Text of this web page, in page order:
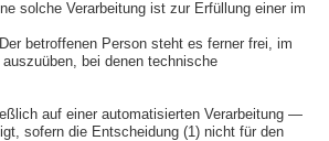
solche Verarbeitung ist zur Erfüllung einer im
betroffenen Person steht es ferner frei, im
bei denen technische
auf einer automatisierten Verarbeitung —
sofern die Entscheidung (1) nicht für den